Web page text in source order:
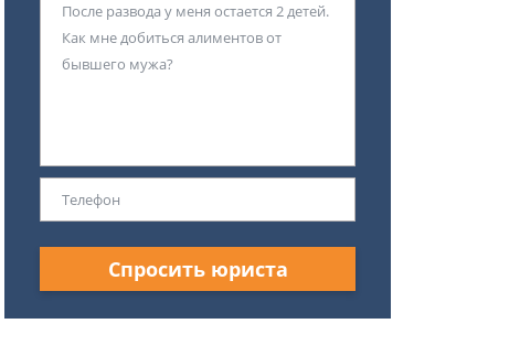
Спросить юриста